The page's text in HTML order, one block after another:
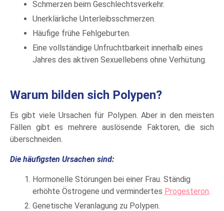
Schmerzen beim Geschlechtsverkehr.
Unerklärliche Unterleibsschmerzen.
Häufige frühe Fehlgeburten.
Eine vollständige Unfruchtbarkeit innerhalb eines
Jahres des aktiven Sexuellebens ohne Verhütung.
Warum bilden sich Polypen?
Es gibt viele Ursachen für Polypen. Aber in den meisten
Fällen gibt es mehrere auslösende Faktoren, die sich
überschneiden.
Die häufigsten Ursachen sind:
Hormonelle Störungen bei einer Frau. Ständig
erhöhte Östrogene und vermindertes Progesteron.
Genetische Veranlagung zu Polypen.